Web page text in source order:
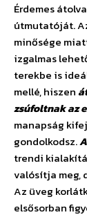
Érdemes
útmutatóját.
minősége
izgalmas
terekbe is
mellé, hiszen
zsúfoltnak az
manapság
gondolkodsz.
trendi
valósítja meg,
Az üveg
elsősorban